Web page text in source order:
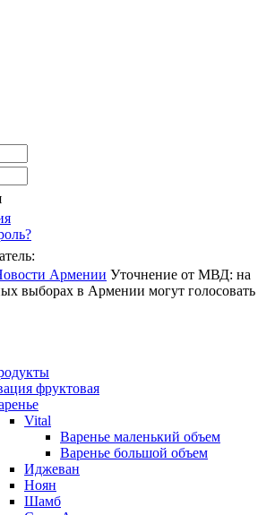
Армении Уточнение от МВД: на
выборах в Армении могут голосовать
фруктовая
Vital
Варенье маленький объем
Варенье большой объем
Иджеван
Ноян
Шамб